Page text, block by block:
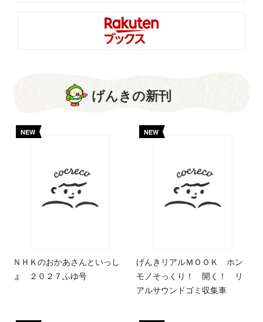
げんきの新刊
NEW
ＮＨＫのおかあさんといっし
ょ ２０２７ふゆ号
NEW
げんきリアルＭＯＯＫ ホン
モノそっくり！ 開く！ リ
アルサウンドゴミ収集車